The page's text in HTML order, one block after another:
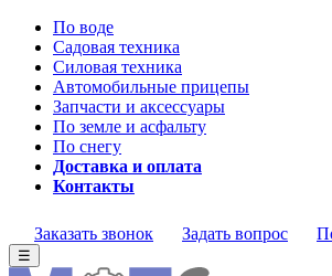
По воде
Садовая техника
Силовая техника
Автомобильные прицепы
Запчасти и аксессуары
По земле и асфальту
По снегу
Доставка и оплата
Контакты
Заказать звонок Задать вопрос
☰